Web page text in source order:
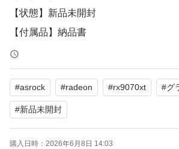
【状態】新品未開封
【付属品】納品書
9800X3Dにこのグラボなら、Forza
レスなくプレイできます。
よろしくお願いいたします。
#asrock #radeon #rx9070xt #グ
#新品未開封
購入日時： 2026年6月8日 14:03